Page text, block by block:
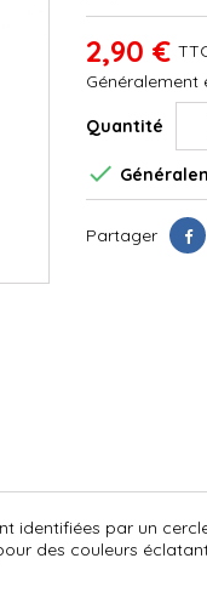
2,90 €
Généralement
Quantité

Partager
identifiées par un
des couleurs